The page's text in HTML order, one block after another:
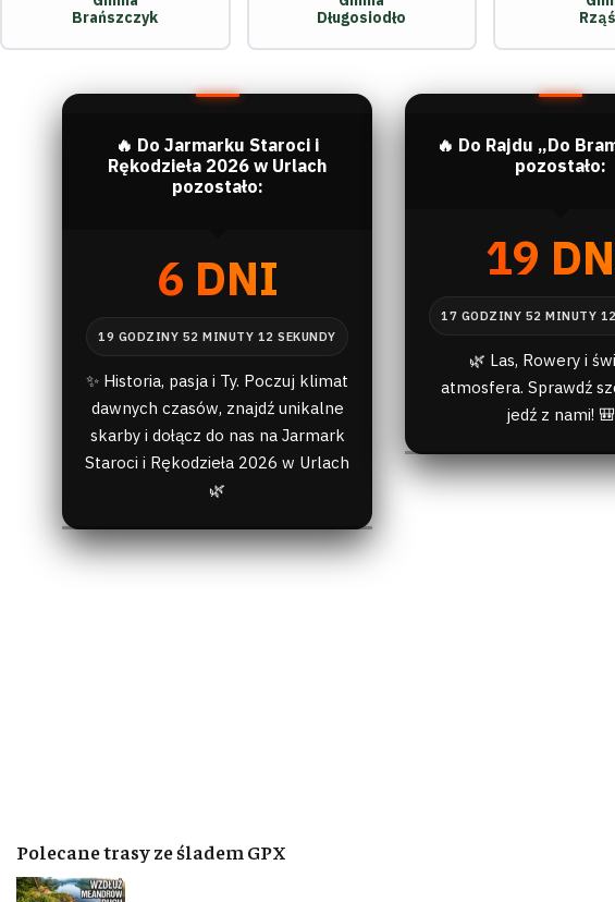
Brańszczyk
Długosiodło
🔥 Do Jarmarku Staroci i
Rękodzieła 2026 w Urlach
pozostało:
6 DNI
✨ Historia, pasja i Ty. Poczuj klimat
dawnych czasów, znajdź unikalne
skarby i dołącz do nas na Jarmark
Staroci i Rękodzieła 2026 w Urlach
🌿
🔥 Do Rajdu „Do
pozostało:
19
🌿 Las, Rowery i
atmosfera. Sprawdź
jedź z nami! 🎒
Polecane trasy ze śladem GPX